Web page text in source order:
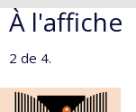
À l'affiche
2 de 4.